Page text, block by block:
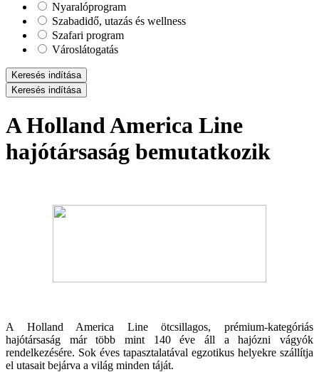
Nyaralóprogram
Szabadidő, utazás és wellness
Szafari program
Városlátogatás
Keresés indítása
Keresés indítása
A Holland America Line
hajótársaság bemutatkozik
A Holland America Line ötcsillagos, prémium-kategóriás
hajótársaság már több mint 140 éve áll a hajózni vágyók
rendelkezésére. Sok éves tapasztalatával egzotikus helyekre szállítja
el utasait bejárva a világ minden táját.